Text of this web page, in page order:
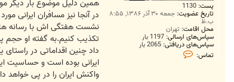
پست: 1130
تاریخ عضویت: جمعه ۳۰ آذر ۱۳۸۶, ۸:۵۵
ب.ظ
محل اقامت: تهران
سپاس‌های ارسالی: 1197 بار
سپاس‌های دریافتی: 2065 بار
تماس:
در آنجا نیز مسافران ایرانی
نشست هفتگی اش با رسانه ها
داد چنین اقداماتی در
ایرانی بوده است و حساسیت
واکنش ایران را در پی خواهد